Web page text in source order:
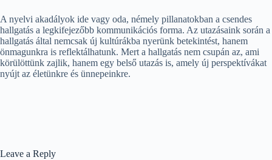
A nyelvi akadályok ide vagy oda, némely pillanatokban a csendes
hallgatás a legkifejezőbb kommunikációs forma. Az utazásaink során a
hallgatás által nemcsak új kultúrákba nyerünk betekintést, hanem
önmagunkra is reflektálhatunk. Mert a hallgatás nem csupán az, ami
körülöttünk zajlik, hanem egy belső utazás is, amely új perspektívákat
nyújt az életünkre és ünnepeinkre.
Leave a Reply